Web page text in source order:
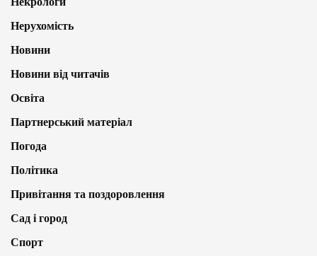
Нерухомість
Новини
Новини від читачів
Освіта
Партнерський матеріал
Погода
Політика
Привітання та поздоровлення
Сад і город
Спорт